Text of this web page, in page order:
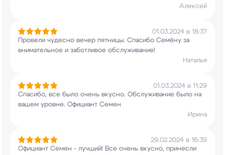
Алексей
01.03.2024 в 18:37
Провели чудесно вечер пятницы. Спасибо Семёну за
внимательное и заботливое обслуживание!
Наталья
01.03.2024 в 11:29
Спасибо, все было очень вкусно. Обслуживание было на
вашем уровне. Официант Семен
Ирина
29.02.2024 в 16:39
Официант Семен - лучший! Все очень вкусно, принесли